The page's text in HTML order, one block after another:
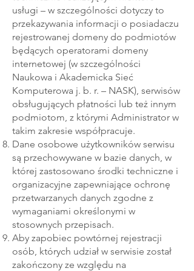
usługi – w szczególności dotyczy to
przekazywania informacji o posiadaczu
rejestrowanej domeny do podmiotów
będących operatorami domeny
internetowej (w szczególności
Naukowa i Akademicka Sieć
Komputerowa j. b. r. – NASK), serwisów
obsługujących płatności lub też innym
podmiotom, z którymi Administrator w
takim zakresie współpracuje.
Dane osobowe użytkowników serwisu
są przechowywane w bazie danych, w
której zastosowano środki techniczne i
organizacyjne zapewniające ochronę
przetwarzanych danych zgodne z
wymaganiami określonymi w
stosownych przepisach.
Aby zapobiec powtórnej rejestracji
osób, których udział w serwisie został
zakończony ze względu na